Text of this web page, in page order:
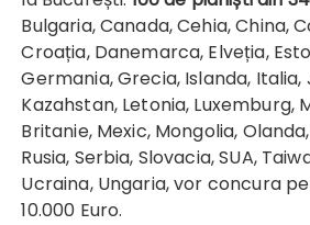
Bulgaria, Canada, Cehia, China,
Croația, Danemarca, Elveția,
Germania, Grecia, Islanda, Italia,
Kazahstan, Letonia, Luxemburg,
Britanie, Mexic, Mongolia,
Rusia, Serbia, Slovacia, SUA,
Ucraina, Ungaria, vor concura
10.000 Euro.